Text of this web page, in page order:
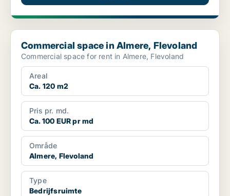
Commercial space in Almere, Flevoland
Commercial space in Almere, Flevoland
Commercial space for rent in Almere, Flevoland
Areal
Ca. 120 m2
Pris pr. md.
Ca. 100 EUR pr md
Område
Almere, Flevoland
Type
Bedrijfsruimte